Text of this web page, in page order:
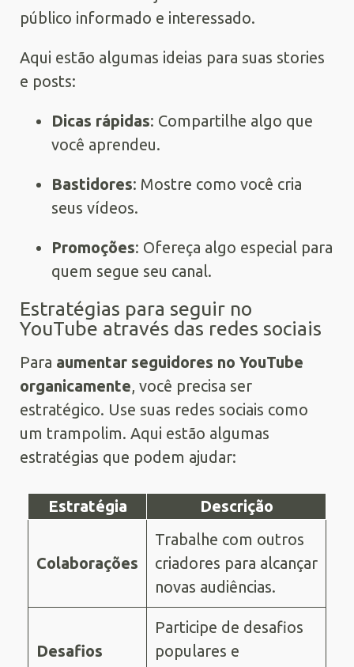
público informado e interessado.
Aqui estão algumas ideias para suas stories
e posts:
Dicas rápidas: Compartilhe algo que
você aprendeu.
Bastidores: Mostre como você cria
seus vídeos.
Promoções: Ofereça algo especial para
quem segue seu canal.
Estratégias para seguir no
YouTube através das redes sociais
Para aumentar seguidores no YouTube
organicamente , você precisa ser
estratégico. Use suas redes sociais como
um trampolim. Aqui estão algumas
estratégias que podem ajudar:
Estratégia Descrição
Colaborações
Trabalhe com outros
criadores para alcançar
novas audiências.
Desafios
Participe de desafios
populares e